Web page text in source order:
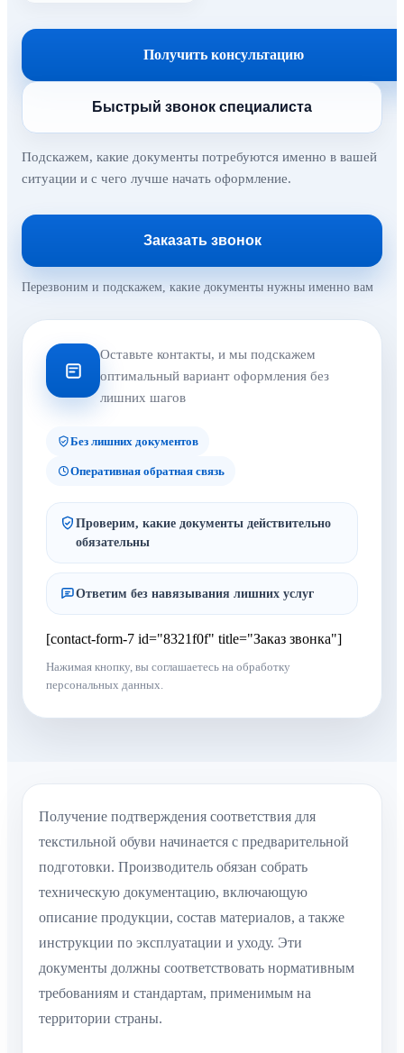
Получить консультацию
Быстрый звонок специалиста
Подскажем, какие документы потребуются именно в вашей
ситуации и с чего лучше начать оформление.
Заказать звонок
Перезвоним и подскажем, какие документы нужны именно вам
Оставьте контакты, и мы подскажем
оптимальный вариант оформления без
лишних шагов
Без лишних документов
Оперативная обратная связь
Проверим, какие документы действительно
обязательны
Ответим без навязывания лишних услуг
[contact-form-7 id="8321f0f" title="Заказ звонка"]
Нажимая кнопку, вы соглашаетесь на обработку
персональных данных.
Получение подтверждения соответствия для
текстильной обуви начинается с предварительной
подготовки. Производитель обязан собрать
техническую документацию, включающую
описание продукции, состав материалов, а также
инструкции по эксплуатации и уходу. Эти
документы должны соответствовать нормативным
требованиям и стандартам, применимым на
территории страны.